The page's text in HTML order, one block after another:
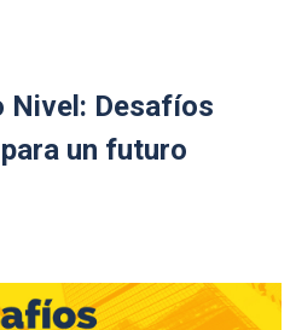
Nivel: Desafíos
un futuro